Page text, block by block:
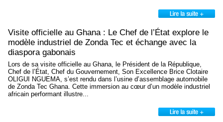
Visite officielle au Ghana : Le Chef de l’État explore le
modèle industriel de Zonda Tec et échange avec la
diaspora gabonais
Lors de sa visite officielle au Ghana, le Président de la République,
Chef de l’État, Chef du Gouvernement, Son Excellence Brice Clotaire
OLIGUI NGUEMA, s’est rendu dans l’usine d’assemblage automobile
de Zonda Tec Ghana. Cette immersion au cœur d’un modèle industriel
africain performant illustre...